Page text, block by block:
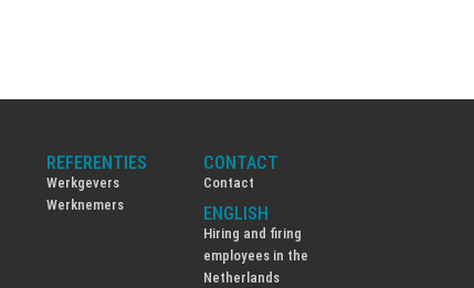
REFERENTIES
Werkgevers
Werknemers
CONTACT
Contact
ENGLISH
Hiring and firing
employees in the
Netherlands